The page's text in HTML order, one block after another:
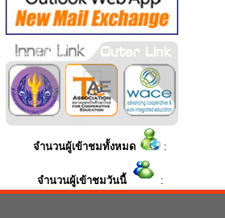
จำนวนผู้เข้าชมทั้งหมด :
จำนวนผู้เข้าชมวันนี้ :